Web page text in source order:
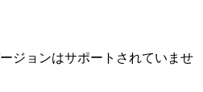
ジョンはサポートされていませ